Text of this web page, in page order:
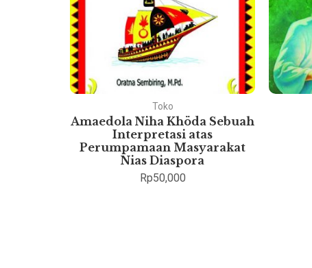
Toko
Amaedola Niha Khöda Sebuah
Interpretasi atas
Perumpamaan Masyarakat
Nias Diaspora
Rp50,000